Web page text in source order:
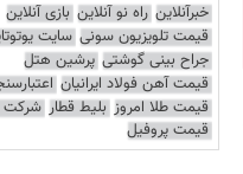
خبرآنلاین راه نو آنلاین بازی آنلاین
قیمت تلویزیون سونی سایت
جراح بینی گوشتی پرشین هتل
قیمت آهن فولاد ایرانیان
قیمت طلا امروز بلیط قطار شرکت
قیمت پروفیل